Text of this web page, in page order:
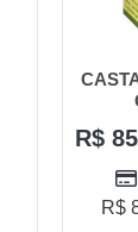
R$
R$